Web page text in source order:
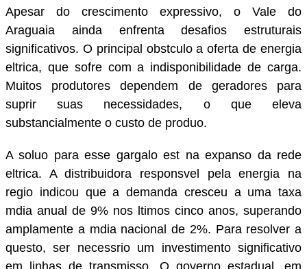
Apesar do crescimento expressivo, o Vale do
Araguaia ainda enfrenta desafios estruturais
significativos. O principal obstculo a oferta de energia
eltrica, que sofre com a indisponibilidade de carga.
Muitos produtores dependem de geradores para
suprir suas necessidades, o que eleva
substancialmente o custo de produo.
A soluo para esse gargalo est na expanso da rede
eltrica. A distribuidora responsvel pela energia na
regio indicou que a demanda cresceu a uma taxa
mdia anual de 9% nos ltimos cinco anos, superando
amplamente a mdia nacional de 2%. Para resolver a
questo, ser necessrio um investimento significativo